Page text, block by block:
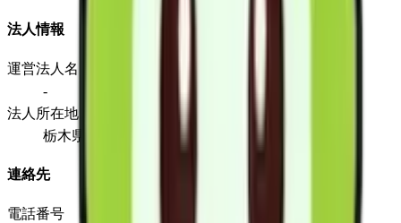
法人情報
運営法人名
-
法人所在地
栃木県矢板市末広町11-6
連絡先
電話番号